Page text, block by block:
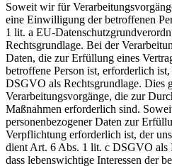
Soweit wir für
eine Einwilligung der betroffenen
1 lit. a EU-
Rechtsgrundlage. Bei der
Daten, die zur Erfüllung eines
betroffene Person ist, erforderlich
DSGVO als Rechtsgrundlage. Dies
Verarbeitungsvorgänge, die zur
Maßnahmen erforderlich sind.
personenbezogener Daten zur
Verpflichtung erforderlich ist, der
dient Art. 6 Abs. 1 lit. c DSGVO als
dass lebenswichtige Interessen der